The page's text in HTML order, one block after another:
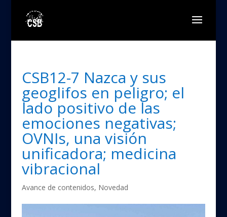
CSB12-7 Nazca y sus
geoglifos en peligro; el
lado positivo de las
emociones negativas;
OVNIs, una visión
unificadora; medicina
vibracional
Avance de contenidos, Novedad